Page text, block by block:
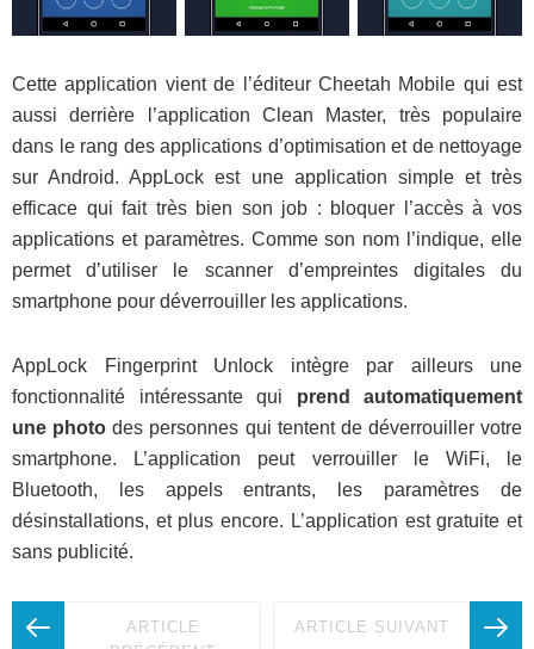
Cette application vient de l’éditeur Cheetah Mobile qui est
aussi derrière l’application Clean Master, très populaire
dans le rang des applications d’optimisation et de nettoyage
sur Android. AppLock est une application simple et très
efficace qui fait très bien son job : bloquer l’accès à vos
applications et paramètres. Comme son nom l’indique, elle
permet d’utiliser le scanner d’empreintes digitales du
smartphone pour déverrouiller les applications.
AppLock Fingerprint Unlock intègre par ailleurs une
fonctionnalité intéressante qui prend automatiquement
une photo des personnes qui tentent de déverrouiller votre
smartphone. L’application peut verrouiller le WiFi, le
Bluetooth, les appels entrants, les paramètres de
désinstallations, et plus encore. L’application est gratuite et
sans publicité.
ARTICLE
ARTICLE SUIVANT